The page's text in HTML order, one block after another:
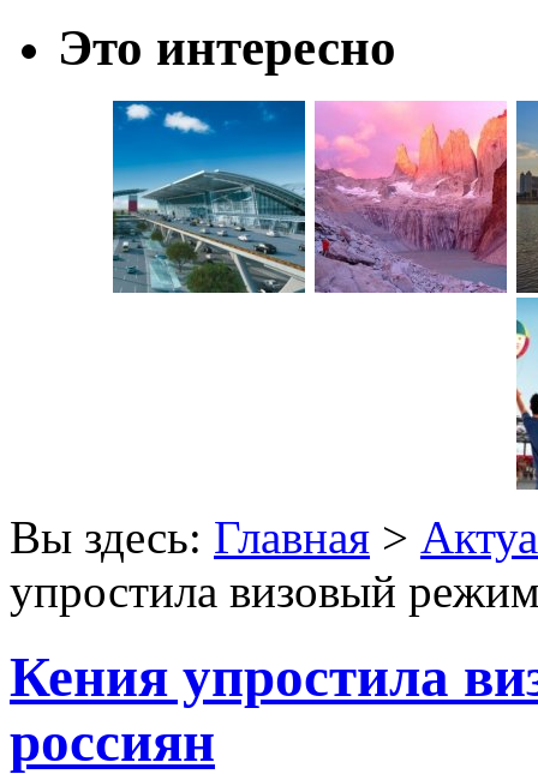
Это интересно
Вы здесь: Главная >
упростила визовый
Кения упростила
россиян